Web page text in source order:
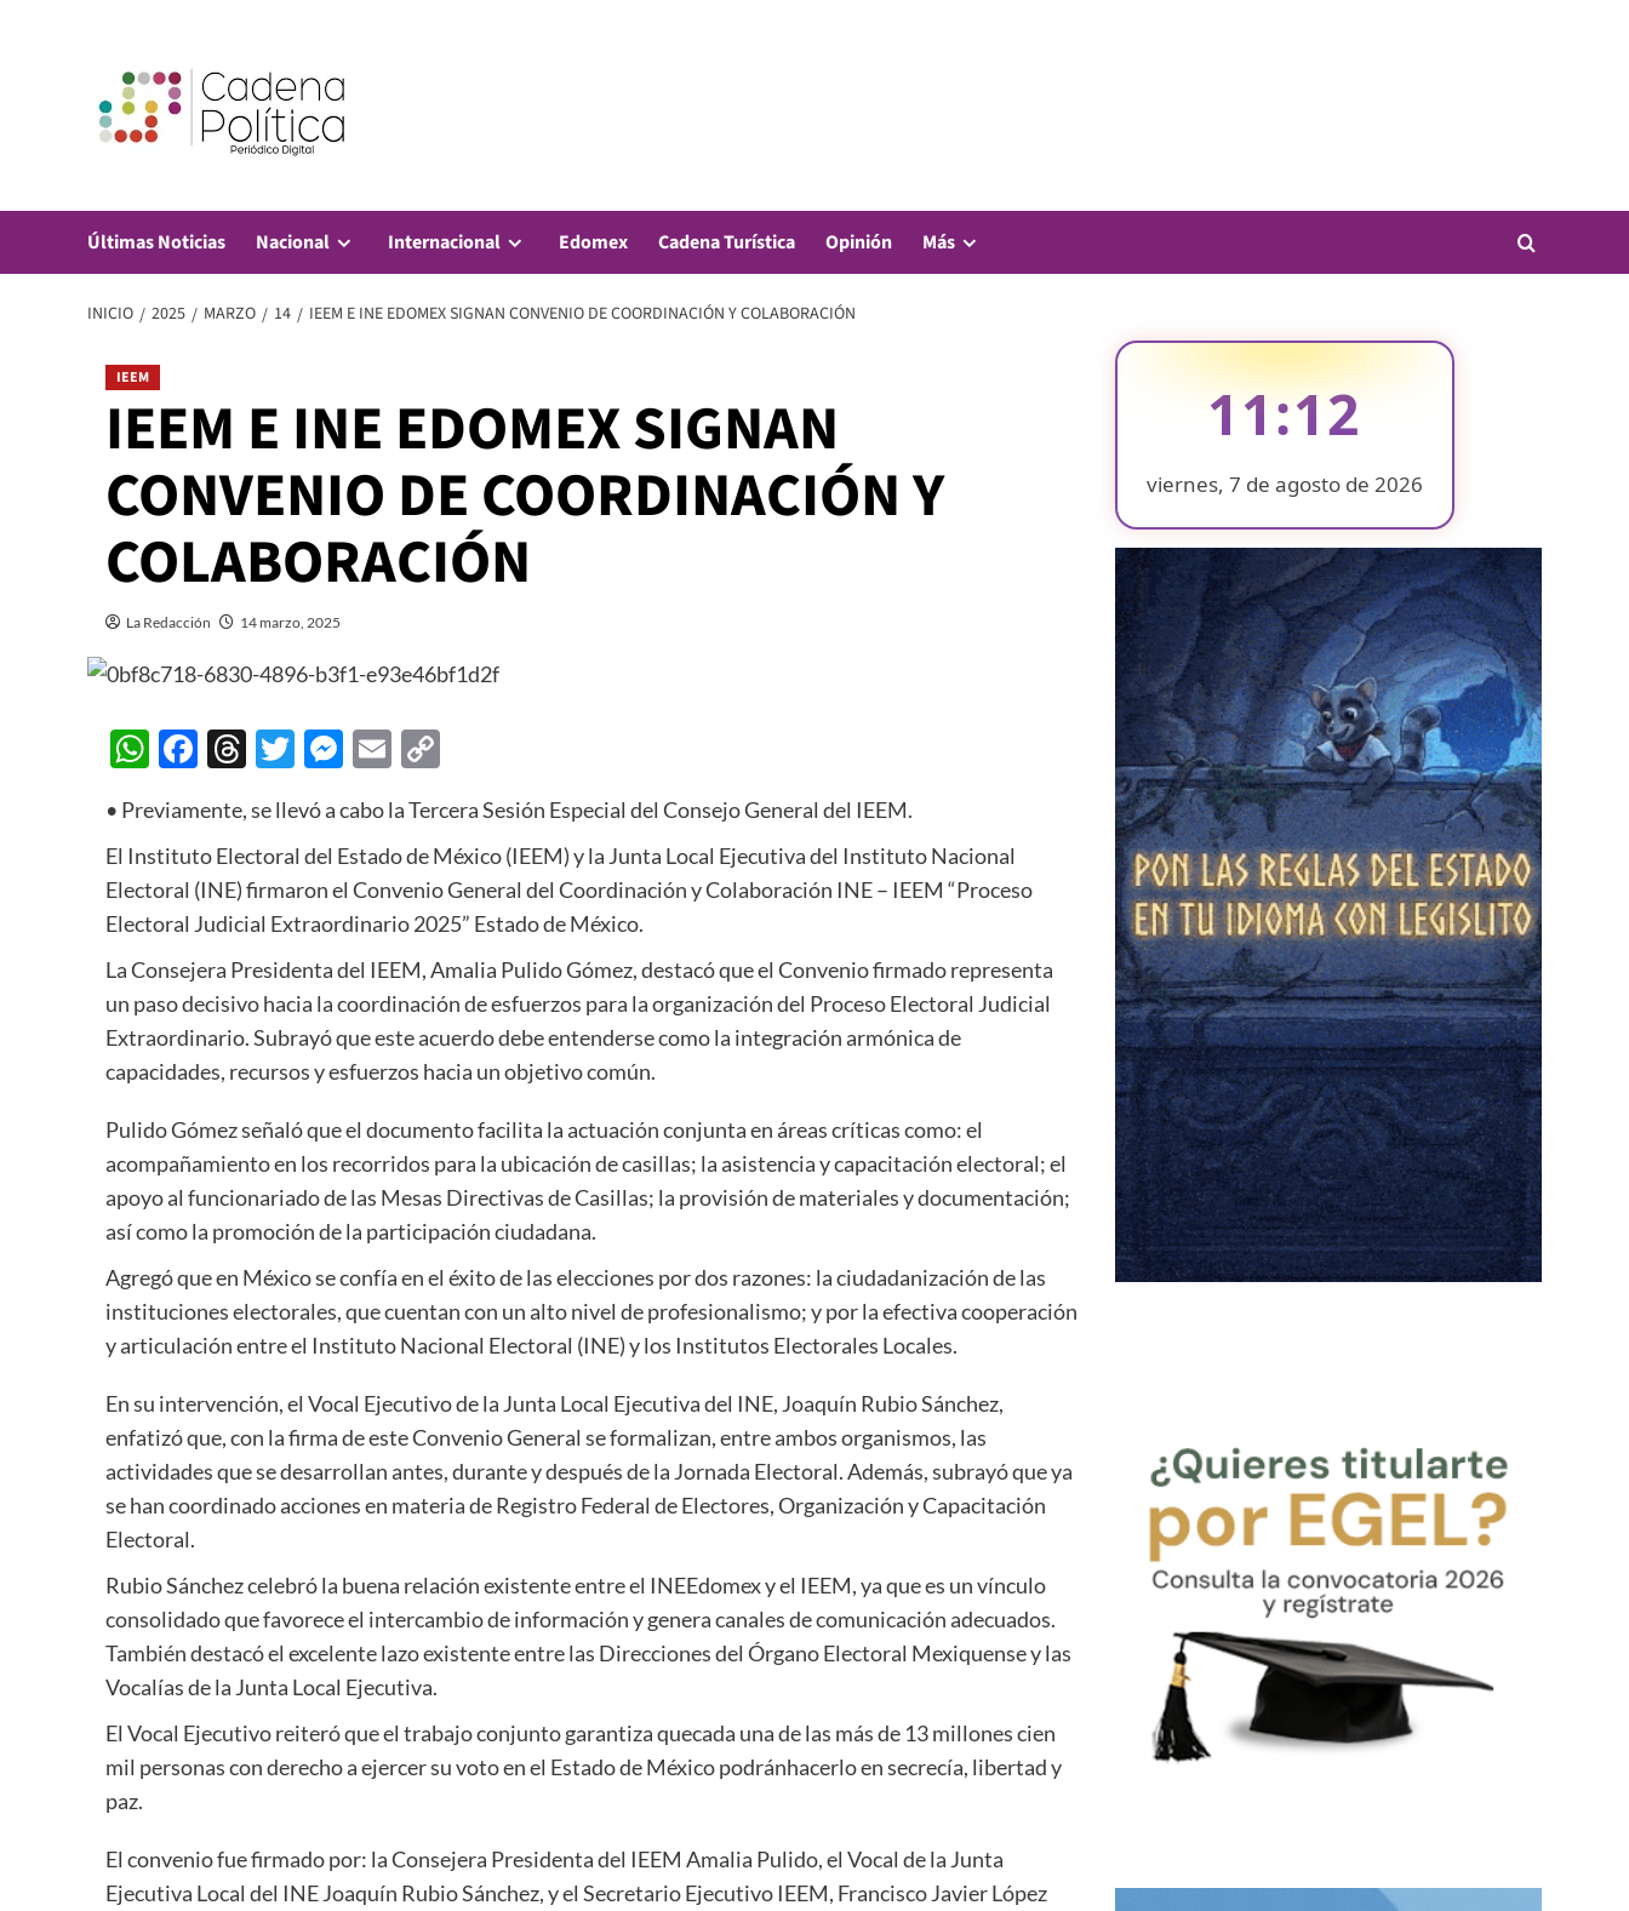
Últimas Noticias Nacional Internacional Edomex Cadena Turística Opinión Más
INICIO 2025 MARZO 14 IEEM E INE EDOMEX SIGNAN CONVENIO DE COORDINACIÓN Y COLABORACIÓN
IEEM
IEEM E INE EDOMEX SIGNAN
CONVENIO DE COORDINACIÓN Y
COLABORACIÓN
La Redacción 14 marzo, 2025
WhatsApp
Facebook
Threads
Twitter
Messenger
Email
• Previamente, se llevó a cabo laTercera Sesión Especial del Consejo General del IEEM.
El Instituto Electoral del Estado de México (IEEM) y la Junta Local Ejecutivadel Instituto Nacional
Electoral (INE)firmaron el Convenio General del Coordinación y Colaboración INE – IEEM “Proceso
Electoral Judicial Extraordinario 2025” Estado de México.
La Consejera Presidenta del IEEM, Amalia Pulido Gómez, destacó queel Convenio firmado representa
un paso decisivo hacia la coordinación de esfuerzos para la organización del Proceso Electoral Judicial
Extraordinario. Subrayó que este acuerdo debe entenderse como la integración armónica de
capacidades, recursos y esfuerzos hacia un objetivo común.
Pulido Gómez señaló que el documentofacilita la actuación conjunta en áreas críticas como:el
acompañamiento en los recorridos para la ubicación de casillas; la asistencia y capacitación electoral;el
apoyo al funcionariado de las Mesas Directivas de Casillas; la provisión de materiales y documentación;
así como la promoción de la participación ciudadana.
Agregó que en México se confía en el éxito de las elecciones por dos razones: la ciudadanización de las
instituciones electorales, que cuentan con un alto nivel de profesionalismo; y por la efectiva cooperación
y articulación entre el Instituto Nacional Electoral (INE) y los Institutos Electorales Locales.
En su intervención, el Vocal Ejecutivo de la Junta Local Ejecutiva del INE, Joaquín Rubio Sánchez,
enfatizó que, con la firma de este ConvenioGeneral se formalizan, entre ambos organismos, las
actividades que se desarrollan antes, durante y después de la Jornada Electoral. Además,subrayó que ya
se han coordinado acciones en materia de Registro Federal de Electores, Organización y Capacitación
Electoral.
Rubio Sánchez celebró la buena relación existente entreel INEEdomexy el IEEM,ya quees unvínculo
consolidado que favoreceel intercambio de información ygeneracanales de comunicación adecuados.
También destacó el excelentelazo existenteentre las Direcciones del Órgano Electoral Mexiquense y las
Vocalías de la Junta Local Ejecutiva.
El Vocal Ejecutivoreiteróque el trabajo conjunto garantiza quecada una de las más de 13 millones cien
mil personas con derecho a ejercer su voto en el Estado de México podránhacerlo en secrecía, libertad y
paz.
El convenio fue firmado por: la Consejera Presidenta del IEEM Amalia Pulido, el Vocal de la Junta
Ejecutiva Local del INE Joaquín Rubio Sánchez,y el Secretario Ejecutivo IEEM, Francisco Javier López
11:12
viernes, 7 de agosto de 2026
❄
❄
❄
❄
❄
❄
❄
❄
❄